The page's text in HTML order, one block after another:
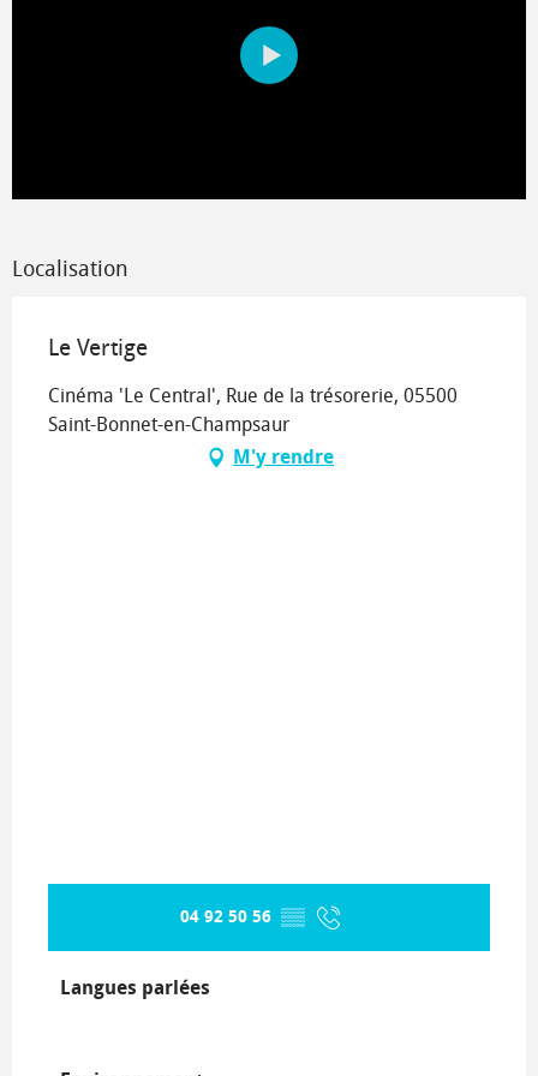
Localisation
Le Vertige
Cinéma 'Le Central', Rue de la trésorerie, 05500
Saint-Bonnet-en-Champsaur
M'y rendre
04 92 50 56 ▒▒
Langues parlées
Langues parlées